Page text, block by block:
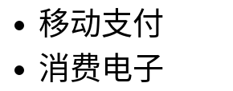
移动支付
消费电子